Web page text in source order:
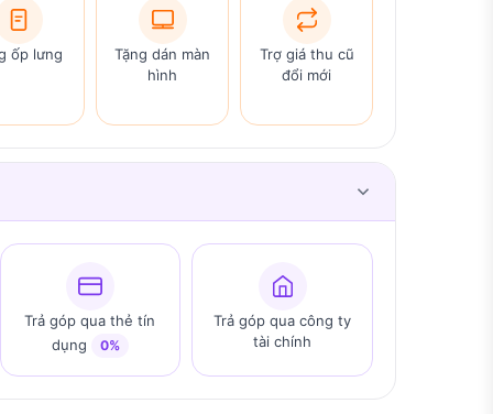
ốp lưng
Tặng dán màn
hình
Trợ giá thu cũ
đổi mới
Trả góp qua thẻ tín
dụng
0%
Trả góp qua công ty
tài chính